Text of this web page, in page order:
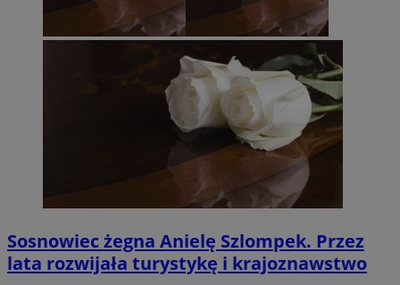
Sosnowiec żegna Anielę Szlompek. Przez
lata rozwijała turystykę i krajoznawstwo